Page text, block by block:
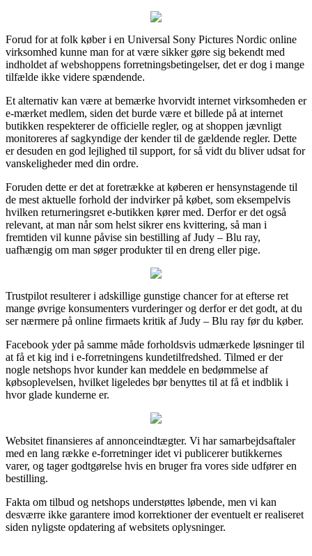
Forud for at folk køber i en Universal Sony Pictures Nordic online
virksomhed kunne man for at være sikker gøre sig bekendt med
indholdet af webshoppens forretningsbetingelser, det er dog i mange
tilfælde ikke videre spændende.
Et alternativ kan være at bemærke hvorvidt internet virksomheden er
e-mærket medlem, siden det burde være et billede på at internet
butikken respekterer de officielle regler, og at shoppen jævnligt
monitoreres af sagkyndige der kender til de gældende regler. Dette
er desuden en god lejlighed til support, for så vidt du bliver udsat for
vanskeligheder med din ordre.
Foruden dette er det at foretrække at køberen er hensynstagende til
de mest aktuelle forhold der indvirker på købet, som eksempelvis
hvilken returneringsret e-butikken kører med. Derfor er det også
relevant, at man når som helst sikrer ens kvittering, så man i
fremtiden vil kunne påvise sin bestilling af Judy – Blu ray,
uafhængig om man søger produkter til en dreng eller pige.
Trustpilot resulterer i adskillige gunstige chancer for at efterse ret
mange øvrige konsumenters vurderinger og derfor er det godt, at du
ser nærmere på online firmaets kritik af Judy – Blu ray før du køber.
Facebook yder på samme måde forholdsvis udmærkede løsninger til
at få et kig ind i e-forretningens kundetilfredshed. Tilmed er der
nogle netshops hvor kunder kan meddele en bedømmelse af
købsoplevelsen, hvilket ligeledes bør benyttes til at få et indblik i
hvor glade kunderne er.
Websitet finansieres af annonceindtægter. Vi har samarbejdsaftaler
med en lang række e-forretninger idet vi publicerer butikkernes
varer, og tager godtgørelse hvis en bruger fra vores side udfører en
bestilling.
Fakta om tilbud og netshops understøttes løbende, men vi kan
desværre ikke garantere imod korrektioner der eventuelt er realiseret
siden nyligste opdatering af websitets oplysninger.